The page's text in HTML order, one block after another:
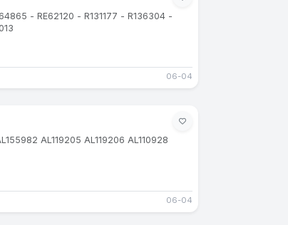
- RE62120 - R131177 - R136304 -
06-04
AL119205 AL119206 AL110928
06-04